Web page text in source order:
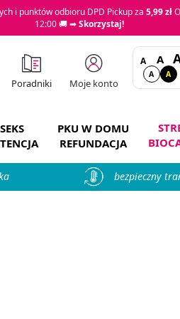
i punktów odbioru DPD Pickup za 5,99 zł
12:00 🚚 ➡Skorzystaj!
Poradniki Moje konto
A A
A A
SEKS
PKU W DOMU
REFUNDACJA
bezpieczny